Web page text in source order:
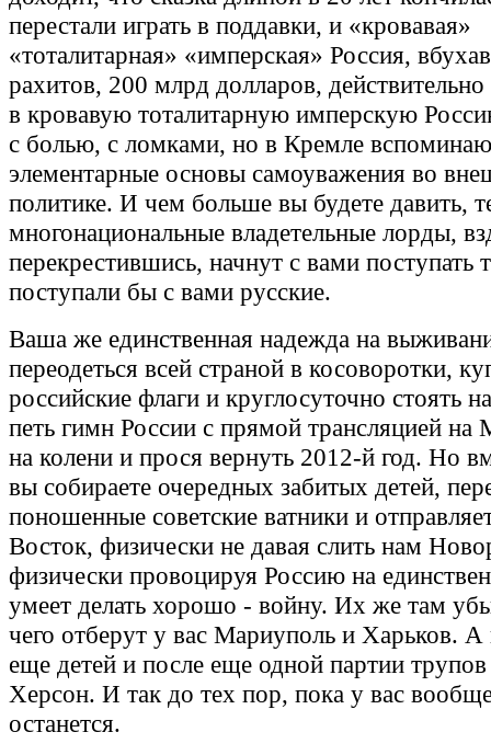
перестали играть в поддавки, и «кровавая»
«тоталитарная» «имперская» Россия,
рахитов, 200 млрд долларов,
в кровавую тоталитарную имперскую
с болью, с ломками, но в Кремле
элементарные основы самоуважения во
политике. И чем больше вы будете давить,
многонациональные владетельные лорды,
перекрестившись, начнут с вами поступать
поступали бы с вами русские.
Ваша же единственная надежда на
переодеться всей страной в косоворотки,
российские флаги и круглосуточно стоять
петь гимн России с прямой трансляцией на
на колени и прося вернуть 2012-й год. Но
вы собираете очередных забитых детей,
поношенные советские ватники и
Восток, физически не давая слить нам
физически провоцируя Россию на
умеет делать хорошо - войну. Их же там
чего отберут у вас Мариуполь и Харьков. А
еще детей и после еще одной партии трупов
Херсон. И так до тех пор, пока у вас
останется.